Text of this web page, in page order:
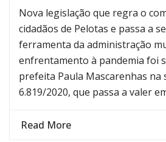
Nova legislação que regra o
cidadãos de Pelotas e passa a
ferramenta da administração
enfrentamento à pandemia foi
prefeita Paula Mascarenhas na
6.819/2020, que passa a valer
Read More